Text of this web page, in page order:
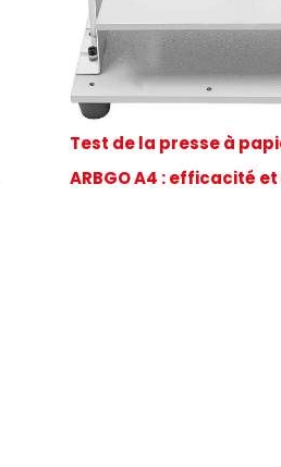
Test de la presse à
ARBGO A4 : efficacité